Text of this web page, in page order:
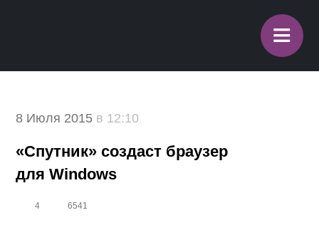
≡
8 Июля 2015 в 12:10
«Спутник» создаст браузер
для Windows
4 6541